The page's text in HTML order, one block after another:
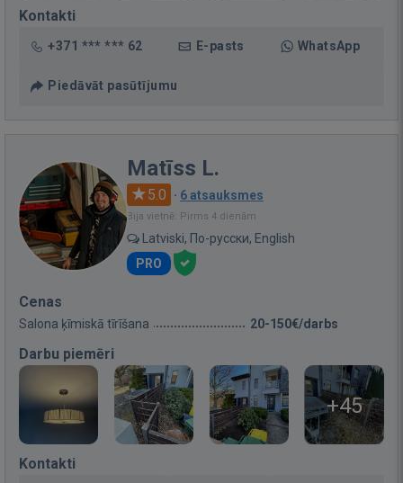
Kontakti
+371 *** *** 62 E-pasts WhatsApp
Piedāvāt pasūtījumu
Matīss L.
5.0 · 6 atsauksmes
Bija vietnē: Pirms 4 dienām
Latviski, По-русски, English
PRO
Cenas
Salona ķīmiskā tīrīšana 20-150€/darbs
Darbu piemēri
+45
Kontakti